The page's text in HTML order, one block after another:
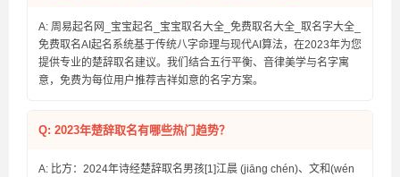
A: 周易起名网_宝宝起名_宝宝取名大全_免费取名大全_取名字大全_
免费取名AI起名系统基于传统八字命理与现代AI算法，在2023年为您
提供专业的楚辞取名建议。我们结合五行平衡、音律美学与名字寓
意，免费为每位用户推荐吉祥如意的名字方案。
Q: 2023年楚辞取名有哪些热门趋势？
A: 比方：2024年诗经楚辞取名男孩[1]江晨 (jiāng chén)、文和(wén